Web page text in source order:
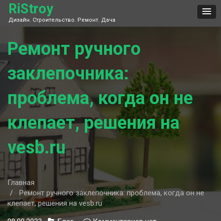
Skip
content
RiStroy
Дизайн. Строительство. Ремонт. Дача
Ремонт ручного
заклепочника:
проблема, когда он не
клепает, решения на
vesb.ru
Главная
Ремонт ручного заклепочника: проблема, когда он не
клепает, решения на vesb.ru